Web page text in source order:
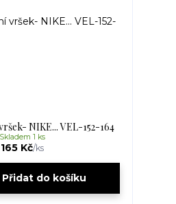
NIKE... VEL-152-164
165 Kč/ks
Skladem 1 ks
Přidat do košíku